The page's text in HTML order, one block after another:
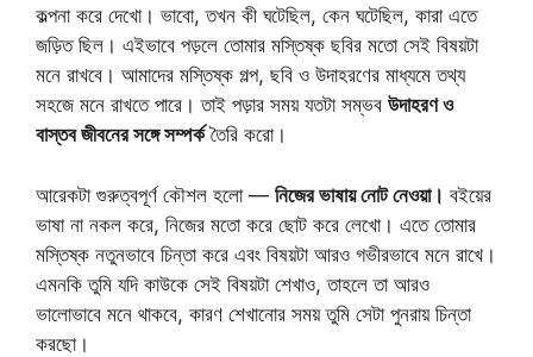
কল্পনা করে দেখো। ভাবো, তখন কী ঘটেছিল, কেন ঘটেছিল, কারা এতে
জড়িত ছিল। এইভাবে পড়লে তোমার মস্তিষ্ক ছবির মতো সেই বিষয়টা
মনে রাখবে। আমাদের মস্তিষ্ক গল্প, ছবি ও উদাহরণের মাধ্যমে তথ্য
সহজে মনে রাখতে পারে। তাই পড়ার সময় যতটা সম্ভব উদাহরণ ও
বাস্তব জীবনের সঙ্গে সম্পর্কতৈরি করো।
আরেকটা গুরুত্বপূর্ণ কৌশল হলো — নিজের ভাষায় নোট নেওয়া। বইয়ের
ভাষা না নকল করে, নিজের মতো করে ছোট করে লেখো। এতে তোমার
মস্তিষ্ক নতুনভাবে চিন্তা করে এবং বিষয়টা আরও গভীরভাবে মনে রাখে।
এমনকি তুমি যদি কাউকে সেই বিষয়টা শেখাও, তাহলে তা আরও
ভালোভাবে মনে থাকবে, কারণ শেখানোর সময় তুমি সেটা পুনরায় চিন্তা
করছো।